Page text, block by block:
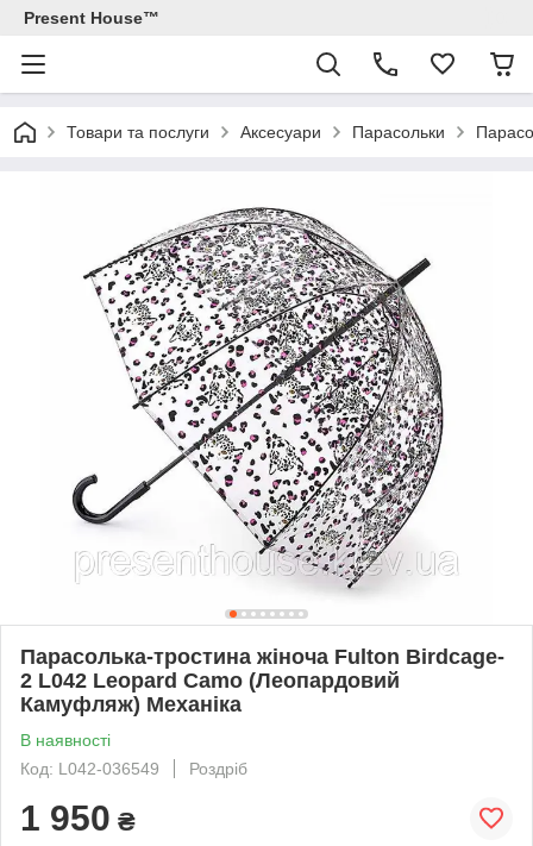
Present House™
Товари та послуги Аксесуари Парасольки
Парасолька-тростина жіноча Fulton Birdcage-
2 L042 Leopard Camo (Леопардовий
Камуфляж) Механіка
В наявності
Код: L042-036549
Роздріб
1 950 ₴